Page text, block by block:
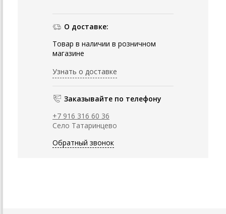
О доставке:
Товар в наличии в розничном
магазине
Узнать о доставке
Заказывайте по телефону
+7 916 316 60 36
Село Татаринцево
Обратный звонок